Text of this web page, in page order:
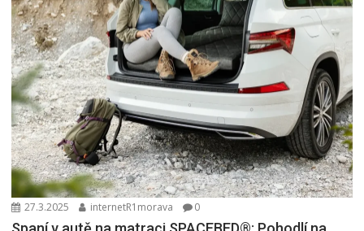
27.3.2025 internetR1morava 0